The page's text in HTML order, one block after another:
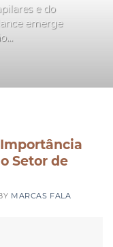
e do
emerge
Setor de
MARCAS FALA